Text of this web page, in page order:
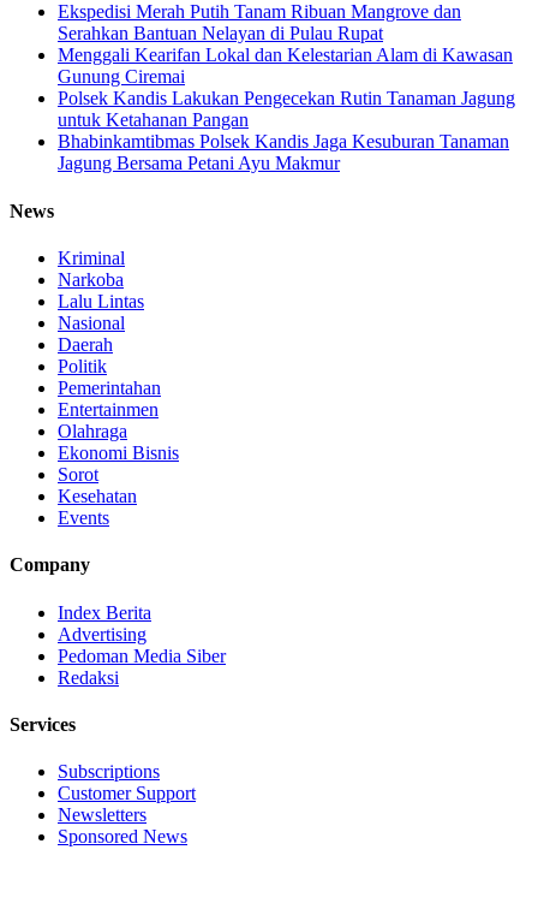
Ekspedisi Merah Putih Tanam Ribuan Mangrove dan
Serahkan Bantuan Nelayan di Pulau Rupat
Menggali Kearifan Lokal dan Kelestarian Alam di Kawasan
Gunung Ciremai
Polsek Kandis Lakukan Pengecekan Rutin Tanaman Jagung
untuk Ketahanan Pangan
Bhabinkamtibmas Polsek Kandis Jaga Kesuburan Tanaman
Jagung Bersama Petani Ayu Makmur
News
Kriminal
Narkoba
Lalu Lintas
Nasional
Daerah
Politik
Pemerintahan
Entertainmen
Olahraga
Ekonomi Bisnis
Sorot
Kesehatan
Events
Company
Index Berita
Advertising
Pedoman Media Siber
Redaksi
Services
Subscriptions
Customer Support
Newsletters
Sponsored News